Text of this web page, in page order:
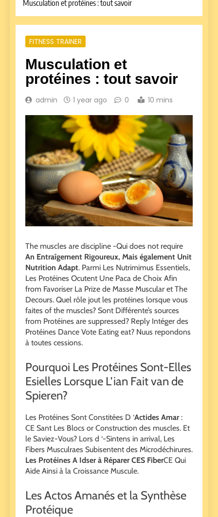
Musculation et protéines : tout savoir
FITNESS TRAINER
Musculation et
protéines : tout savoir
admin 1 year ago 0 10 mins
The muscles are discipline -Qui does not require
An Entraîgement Rigoureux, Mais également Unit
Nutrition Adapt. Parmi Les Nutrimimus Essentiels,
Les Protéines Ocutent Une Paca de Choix Afin
from Favoriser La Prize de Masse Muscular et The
Decours. Quel rôle jout les protéines lorsque vous
faites of the muscles? Sont Différente’s sources
from Protéines are suppressed? Reply Intéger des
Protéines Dance Vote Eating eat? Nuus repondons
à toutes cessions.
Pourquoi Les Protéines Sont-Elles
Esielles Lorsque L’ian Fait van de
Spieren?
Les Protéines Sont Constitées D ‘Actides Amar:
CE Sant Les Blocs or Construction des muscles. Et
le Saviez-Vous? Lors d ‘-Sintens in arrival, Les
Fibers Musculraes Subisentent des Microdéchirures.
Les Protéines A Idser à Réparer CES FiberCE Qui
Aide Ainsi à la Croissance Muscule.
Les Actos Amanés et la Synthèse
Protéique